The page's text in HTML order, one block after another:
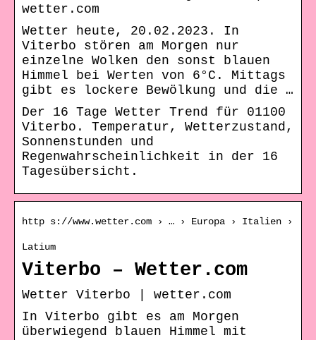
wetter.com
Wetter heute, 20.02.2023. In
Viterbo stören am Morgen nur
einzelne Wolken den sonst blauen
Himmel bei Werten von 6°C. Mittags
gibt es lockere Bewölkung und die …
Der 16 Tage Wetter Trend für 01100
Viterbo. Temperatur, Wetterzustand,
Sonnenstunden und
Regenwahrscheinlichkeit in der 16
Tagesübersicht.
http s://www.wetter.com › … › Europa › Italien ›
Latium
Viterbo – Wetter.com
Wetter Viterbo | wetter.com
In Viterbo gibt es am Morgen
überwiegend blauen Himmel mit